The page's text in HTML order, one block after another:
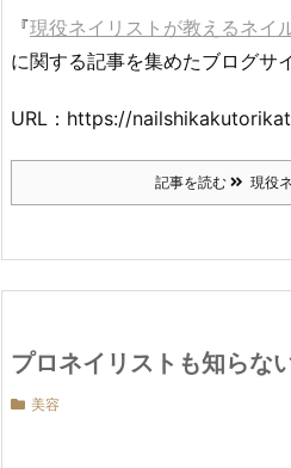
『現役ネイリストが教えるネイ
に関する記事を集めたブログサ
URL：https://
記事を読む 現役
プロネイリストも知らな
美容